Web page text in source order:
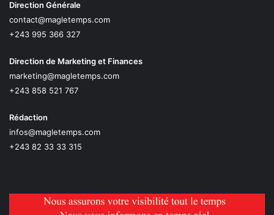
Direction Générale
contact@magletemps.com
+243 995 366 327
Direction de Marketing et Finances
marketing@magletemps.com
+243 858 521 767
Rédaction
infos@magletemps.com
+243 82 33 33 315